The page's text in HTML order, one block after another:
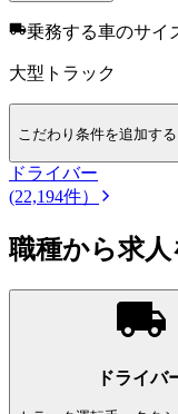
乗務する車のサイ
大型トラック
こだわり条件を追加する
ドライバー
(22,194件）
職種から求
ドライバ